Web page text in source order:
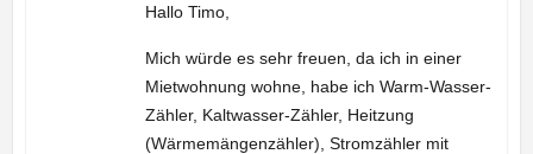
Hallo Timo,
Mich würde es sehr freuen, da ich in einer
Mietwohnung wohne, habe ich Warm-Wasser-
Zähler, Kaltwasser-Zähler, Heitzung
(Wärmemängenzähler), Stromzähler mit